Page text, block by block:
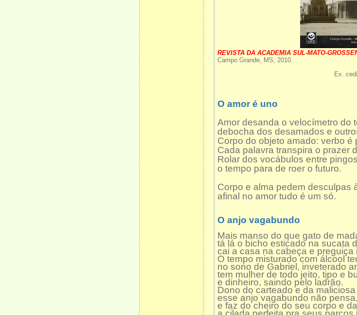
REVISTA DA ACADEMIA SUL-MATO-
Campo Grande, MS; 2010.
Ex. cedido por
O amor é uno
Amor desanda o velocímetro do
debocha dos desamados e
Corpo do objeto amado: verbo é
Cada palavra transpira o prazer
Rolar dos vocábulos entre
o tempo para de roer o futuro.
Corpo e alma pedem desculpas
afinal no amor tudo é um só.
O anjo vagabundo
Mais manso do que gato de
tá lá o bicho esticado na sucata
cai a casa na cabeça e preguiça
O tempo misturado com álcool
no sono de Gabriel, inveterado
tem mulher de todo jeito, tipo e
e dinheiro, saindo pelo ladrão.
Dono do carteado e da
esse anjo vagabundo não
e faz do cheiro do seu corpo e